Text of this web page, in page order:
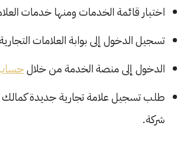
اختيار قائمة الخدمات ومنها خدمات
تسجيل الدخول إلى بوابة العلامات
الدخول إلى منصة الخدمة من خلالحساب
طلب تسجيل علامة تجارية جديدة
شركة.